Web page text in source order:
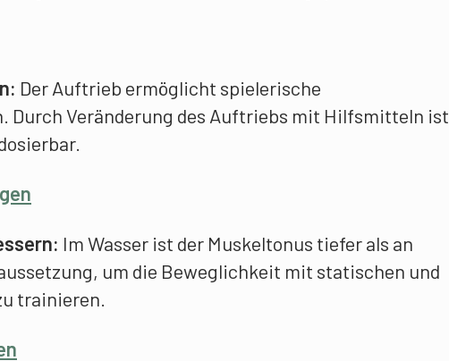
Der Auftrieb ermöglicht spielerische
Durch Veränderung des Auftriebs mit Hilfsmitteln ist
Im Wasser ist der Muskeltonus tiefer als an
um die Beweglichkeit mit statischen und
trainieren.